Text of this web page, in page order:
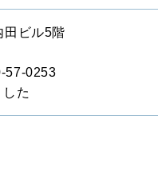
ビル5階
57-0253
た